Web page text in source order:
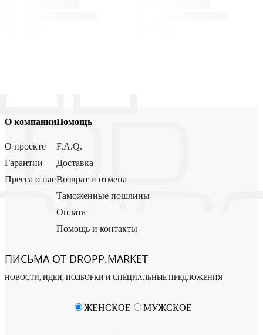
О компании
О проекте
Гарантии
Пресса о нас
Помощь
F.A.Q.
Доставка
Возврат и отмена
Таможенные пошлины
Оплата
Помощь и контакты
ПИСЬМА ОТ DROPP.MARKET
НОВОСТИ, ИДЕИ, ПОДБОРКИ И СПЕЦИАЛЬНЫЕ ПРЕДЛОЖЕНИЯ
ЖЕНСКОЕ МУЖСКОЕ